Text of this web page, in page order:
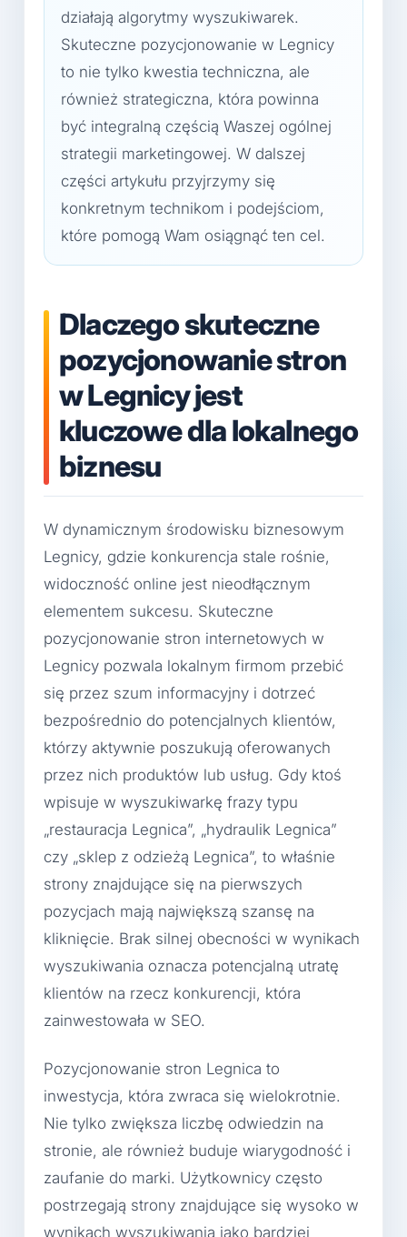
działają algorytmy wyszukiwarek.
Skuteczne pozycjonowanie w Legnicy
to nie tylko kwestia techniczna, ale
również strategiczna, która powinna
być integralną częścią Waszej ogólnej
strategii marketingowej. W dalszej
części artykułu przyjrzymy się
konkretnym technikom i podejściom,
które pomogą Wam osiągnąć ten cel.
Dlaczego skuteczne
pozycjonowanie stron
w Legnicy jest
kluczowe dla lokalnego
biznesu
W dynamicznym środowisku biznesowym
Legnicy, gdzie konkurencja stale rośnie,
widoczność online jest nieodłącznym
elementem sukcesu. Skuteczne
pozycjonowanie stron internetowych w
Legnicy pozwala lokalnym firmom przebić
się przez szum informacyjny i dotrzeć
bezpośrednio do potencjalnych klientów,
którzy aktywnie poszukują oferowanych
przez nich produktów lub usług. Gdy ktoś
wpisuje w wyszukiwarkę frazy typu
„restauracja Legnica”, „hydraulik Legnica”
czy „sklep z odzieżą Legnica”, to właśnie
strony znajdujące się na pierwszych
pozycjach mają największą szansę na
kliknięcie. Brak silnej obecności w wynikach
wyszukiwania oznacza potencjalną utratę
klientów na rzecz konkurencji, która
zainwestowała w SEO.
Pozycjonowanie stron Legnica to
inwestycja, która zwraca się wielokrotnie.
Nie tylko zwiększa liczbę odwiedzin na
stronie, ale również buduje wiarygodność i
zaufanie do marki. Użytkownicy często
postrzegają strony znajdujące się wysoko w
wynikach wyszukiwania jako bardziej